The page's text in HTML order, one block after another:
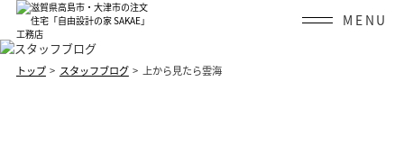
Skip
content
トップ スタッフブログ 上から見たら雲海